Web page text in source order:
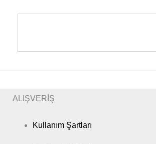
ALIŞVERİŞ
Kullanım Şartları